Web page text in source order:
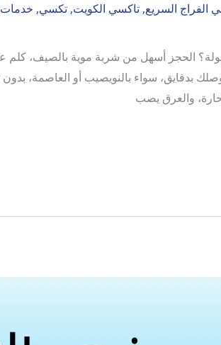
الفراج السريع, تاكسي الكويت, تكسي, خدمات
بدقايق، سواء بالنويصيب أو العاصمة،
والعرق يصب